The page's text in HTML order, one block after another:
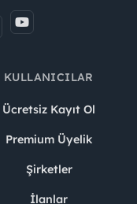
KULLANICILAR
Ücretsiz Kayıt Ol
Premium Üyelik
Şirketler
İlanlar